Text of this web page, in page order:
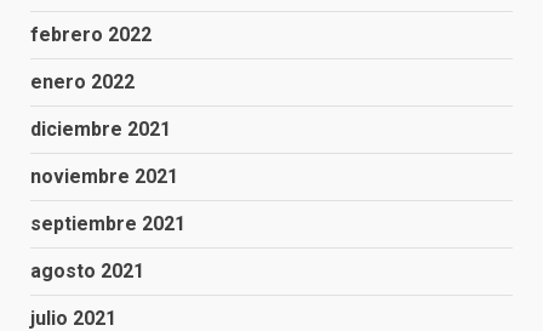
febrero 2022
enero 2022
diciembre 2021
noviembre 2021
septiembre 2021
agosto 2021
julio 2021